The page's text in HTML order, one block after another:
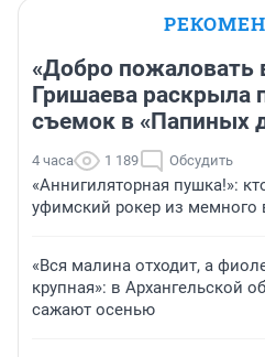
«Добро пожаловать
Гришаева раскрыла
съемок в «Папиных
4 часа 1 189 Обсудить
«Аннигиляторная пушка!»:
уфимский рокер из мемного
«Вся малина отходит, а
крупная»: в Архангельской
сажают осенью